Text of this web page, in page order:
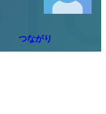
つながり